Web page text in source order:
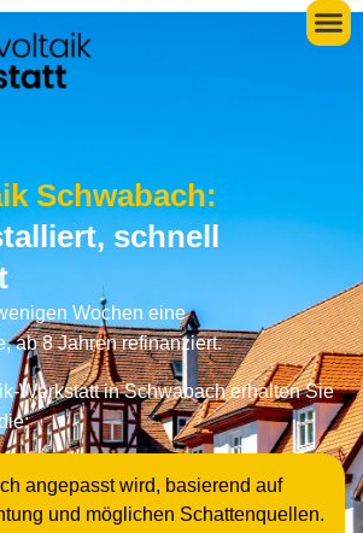
Schwabach:
schnell
Wochen eine
ab 8 Jahren refinanziert.
Werkstatt in Schwabach erhalten Sie
angepasst wird, basierend auf
und möglichen Schattenquellen.